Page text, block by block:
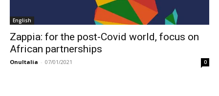
English
Zappia: for the post-Covid world, focus on
African partnerships
OnuItalia - 07/01/2021 0